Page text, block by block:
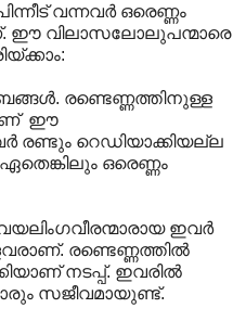
വന്നവര്‍ ഒരെണ്ണം
ഈ വിലാസലോലുപന്മാരെ
രണ്ടെണ്ണത്തിനുള്ള
ഈ
രണ്ടും റെഡിയാക്കിയല്ല
ഒരെണ്ണം
ഇവര്‍‍
രണ്ടെണ്ണത്തില്‍
നടപ്പ്. ഇവരില്‍‍
സജീവമായുണ്ട്.